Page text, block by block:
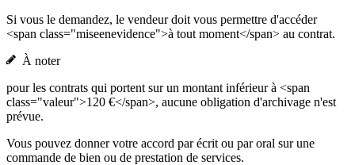
Si vous le demandez, le vendeur doit vous permettre d'accéder
<span class="miseenevidence">à tout moment</span> au contrat.
À noter
pour les contrats qui portent sur un montant inférieur à <span
class="valeur">120 €</span>, aucune obligation d'archivage n'est
prévue.
Vous pouvez donner votre accord par écrit ou par oral sur une
commande de bien ou de prestation de services.